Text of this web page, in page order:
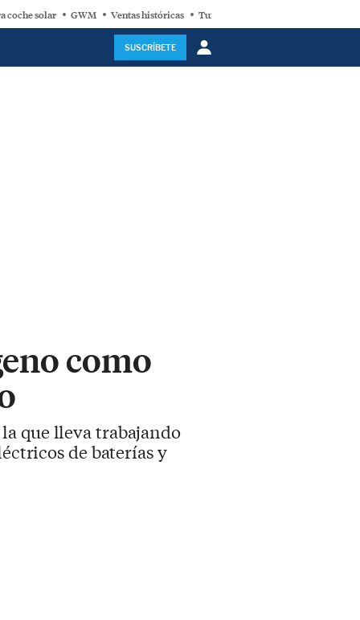
coche solar GWM Ventas históricas Turbina eólica
SUSCRÍBETE
como
que lleva trabajando
de baterías y